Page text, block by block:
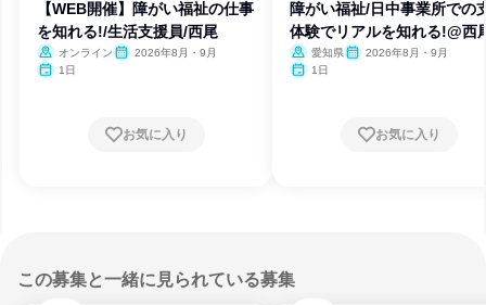
【WEB開催】障がい福祉の仕事
を知れる!/生活支援員/西尾
オンライン
2026年8月・9月
1日
お気に入り
障がい福祉/日中事業所での
体験でリアルを知れる!@西
愛知県
2026年8月・9月
1日
お気に入り
この募集と一緒に見られている募集